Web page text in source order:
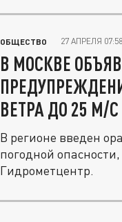
ОБЩЕСТВО 27 АПРЕЛЯ 07:58
В МОСКВЕ
ВЕТРА ДО 25 М/С
В регионе введен
погодной
Гидрометцентр.